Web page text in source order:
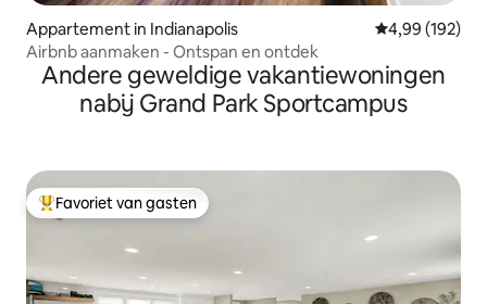
Appartement in Indianapolis Gemiddelde
4,99 (192)
Airbnb aanmaken - Ontspan en ontdek
Andere geweldige vakantiewoningen
nabij Grand Park Sportcampus
Topfavoriet van gasten
Favoriet van gasten